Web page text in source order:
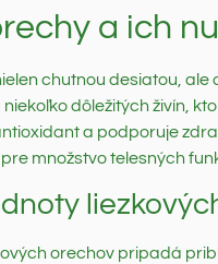
a ich
chutnou desiatou, ale
dôležitých živín,
a podporuje
množstvo telesných
orechov pripadá